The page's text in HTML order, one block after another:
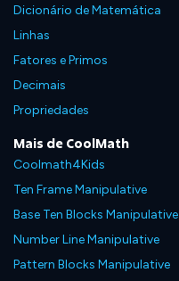
Dicionário de Matemática
Linhas
Fatores e Primos
Decimais
Propriedades
Mais de CoolMath
Coolmath4Kids
Ten Frame Manipulative
Base Ten Blocks Manipulative
Number Line Manipulative
Pattern Blocks Manipulative